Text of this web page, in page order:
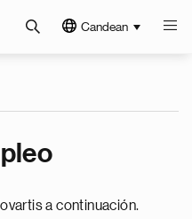
Candean
a continuación.